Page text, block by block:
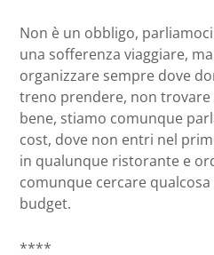
Non è un obbligo,
una sofferenza viaggiare,
organizzare sempre dove
treno prendere, non
bene, stiamo comunque
cost, dove non entri nel
in qualunque ristorante e
comunque cercare
budget.
****